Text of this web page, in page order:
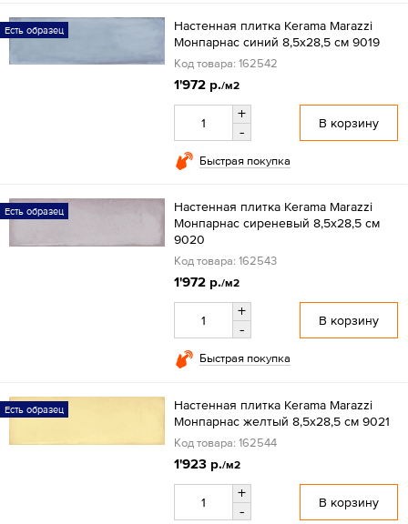
Есть образец
Настенная плитка Kerama Marazzi
Монпарнас синий 8,5х28,5 см 9019
Код товара: 162542
1'972 р./м2
+
-
В корзину
Быстрая покупка
Есть образец
Настенная плитка Kerama Marazzi
Монпарнас сиреневый 8,5х28,5 см
9020
Код товара: 162543
1'972 р./м2
+
-
В корзину
Быстрая покупка
Есть образец
Настенная плитка Kerama Marazzi
Монпарнас желтый 8,5х28,5 см 9021
Код товара: 162544
1'923 р./м2
+
-
В корзину